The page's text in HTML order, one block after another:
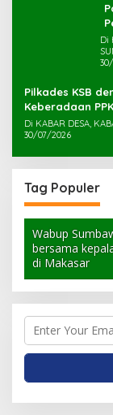
Di
Pilkades KSB
Keberadaan
Di KABAR DESA,
30/07/2026
Tag Populer
Wabup
bersama
di Makasar